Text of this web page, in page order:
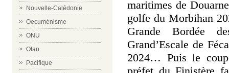
Nouvelle-Calédonie
Oecuménisme
ONU
Otan
Pacifique
maritimes de
golfe du Morbihan
Grande Bordée
Grand’Escale de
2024… Puis le